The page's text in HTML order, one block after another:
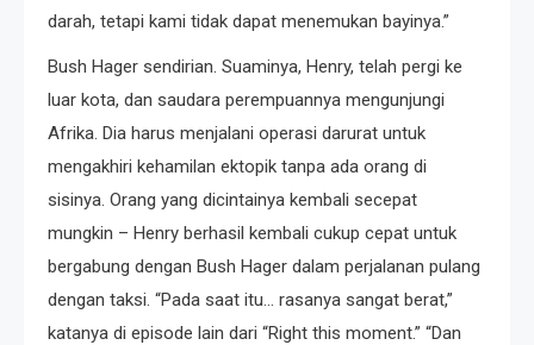
darah, tetapi kami tidak dapat menemukan bayinya.”
Bush Hager sendirian. Suaminya, Henry, telah pergi ke
luar kota, dan saudara perempuannya mengunjungi
Afrika. Dia harus menjalani operasi darurat untuk
mengakhiri kehamilan ektopik tanpa ada orang di
sisinya. Orang yang dicintainya kembali secepat
mungkin – Henry berhasil kembali cukup cepat untuk
bergabung dengan Bush Hager dalam perjalanan pulang
dengan taksi. “Pada saat itu… rasanya sangat berat,”
katanya di episode lain dari “Right this moment.” “Dan